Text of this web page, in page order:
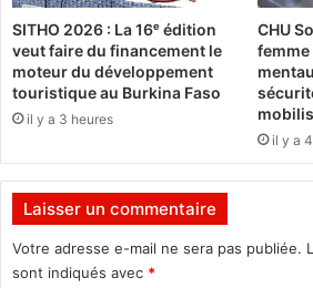
s
e
t
2
3
d
p
r
u
e
p
a
r
i
e
r
a
SITHO 2026 : La 16ᵉ édition
veut faire du financement le
moteur du développement
touristique au Burkina Faso
il y a 3 heures
CHU
il y a
Laisser un commentaire
Votre adresse e-mail ne sera pas publiée.
sont indiqués avec *